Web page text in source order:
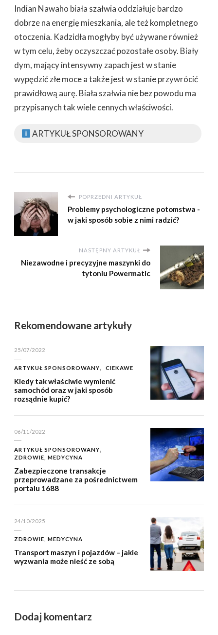
Indian Nawaho biała szałwia oddziałuje bardzo
dobrze na energię mieszkania, ale też kompletnego
otoczenia. Kadzidła mogłyby być używane również
w tym celu, żeby oczyszczać pozostałe osoby. Biały
dym, mający intensywny zapach jest w stanie
wypędzić złe moce a także jest w stanie przywrócić
prawidłową aurę. Biała szałwia nie bez powodu ma
przypisanych tak wiele cennych właściwości.
ARTYKUŁ SPONSOROWANY
POPRZEDNI ARTYKUŁ
Problemy psychologiczne potomstwa -
w jaki sposób sobie z nimi radzić?
NASTĘPNY ARTYKUŁ
Niezawodne i precyzyjne maszynki do
tytoniu Powermatic
Rekomendowane artykuły
25/07/2022
ARTYKUŁ SPONSOROWANY CIEKAWE
Kiedy tak właściwie wymienić
samochód oraz w jaki sposób
rozsądnie kupić?
06/11/2022
ARTYKUŁ SPONSOROWANY
ZDROWIE, MEDYCYNA
Zabezpieczone transakcje
przeprowadzane za pośrednictwem
portalu 1688
24/10/2025
ZDROWIE, MEDYCYNA
Transport maszyn i pojazdów – jakie
wyzwania może nieść ze sobą
Dodaj komentarz